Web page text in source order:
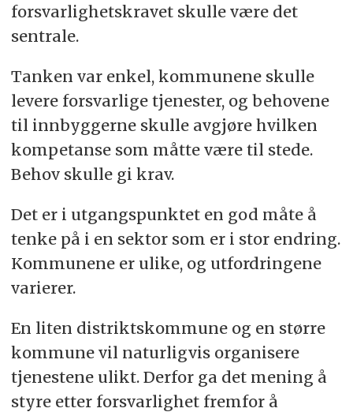
forsvarlighetskravet skulle være det
sentrale.
Tanken var enkel, kommunene skulle
levere forsvarlige tjenester, og behovene
til innbyggerne skulle avgjøre hvilken
kompetanse som måtte være til stede.
Behov skulle gi krav.
Det er i utgangspunktet en god måte å
tenke på i en sektor som er i stor endring.
Kommunene er ulike, og utfordringene
varierer.
En liten distriktskommune og en større
kommune vil naturligvis organisere
tjenestene ulikt. Derfor ga det mening å
styre etter forsvarlighet fremfor å